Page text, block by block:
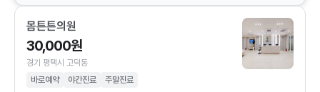
몸튼튼의원
30,000원
경기 평택시 고덕동
바로예약
야간진료 주말진료